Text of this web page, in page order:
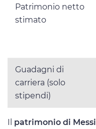
Patrimonio netto
stimato
Guadagni di
carriera (solo
stipendi)
Il patrimonio di Messi